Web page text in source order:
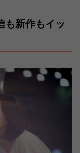
も新作もイッ